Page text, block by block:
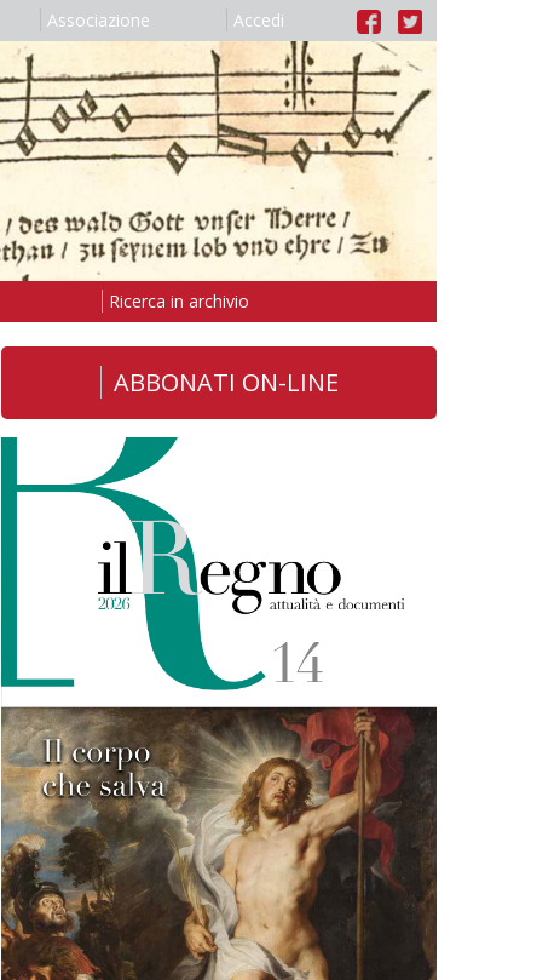
Associazione Accedi
Ricerca in archivio
ABBONATI ON-LINE